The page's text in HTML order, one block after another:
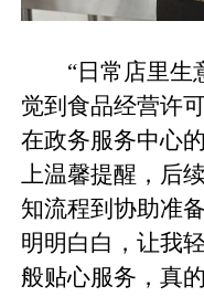
“日常店里生
觉到食品经营许
在政务服务中心
上温馨提醒，后
知流程到协助准
明明白白，让我
般贴心服务，真